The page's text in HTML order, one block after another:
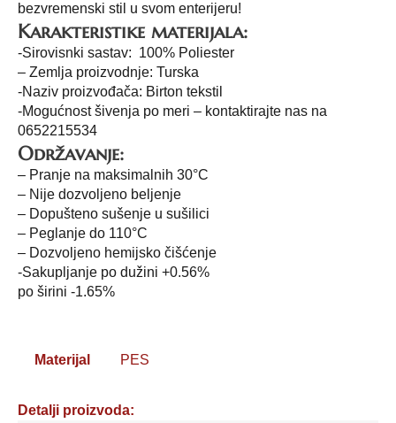
bezvremenski stil u svom enterijeru!
Karakteristike materijala:
-Sirovisnki sastav: 100% Poliester
– Zemlja proizvodnje: Turska
-Naziv proizvođača: Birton tekstil
-Mogućnost šivenja po meri – kontaktirajte nas na
0652215534
Održavanje:
– Pranje na maksimalnih 30°C
– Nije dozvoljeno beljenje
– Dopušteno sušenje u sušilici
– Peglanje do 110°C
– Dozvoljeno hemijsko čišćenje
-Sakupljanje po dužini +0.56%
po širini -1.65%
Materijal PES
Detalji proizvoda: